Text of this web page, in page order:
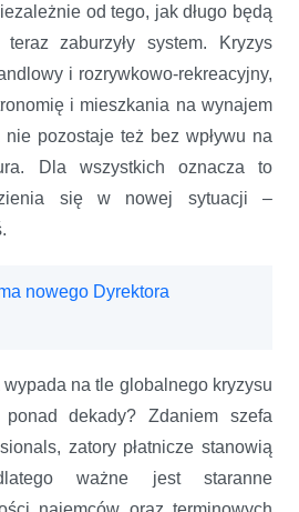
od tego, jak długo będą
zaburzyły system. Kryzys
i rozrywkowo-rekreacyjny,
i mieszkania na wynajem
nie pozostaje też bez wpływu na
Dla wszystkich oznacza to
się w nowej sytuacji –
nowego Dyrektora
na tle globalnego kryzysu
dekady? Zdaniem szefa
zatory płatnicze stanowią
ważne jest staranne